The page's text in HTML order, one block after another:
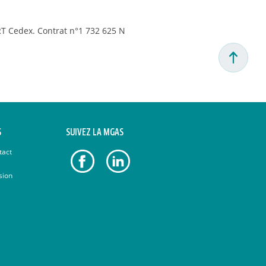
Cedex. Contrat n°1 732 625 N
SUIVEZ LA MGAS